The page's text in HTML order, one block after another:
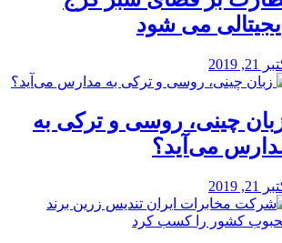
می شود
21, 2019
چینی، روسی و ترکی به
می‌آید؟
21, 2019